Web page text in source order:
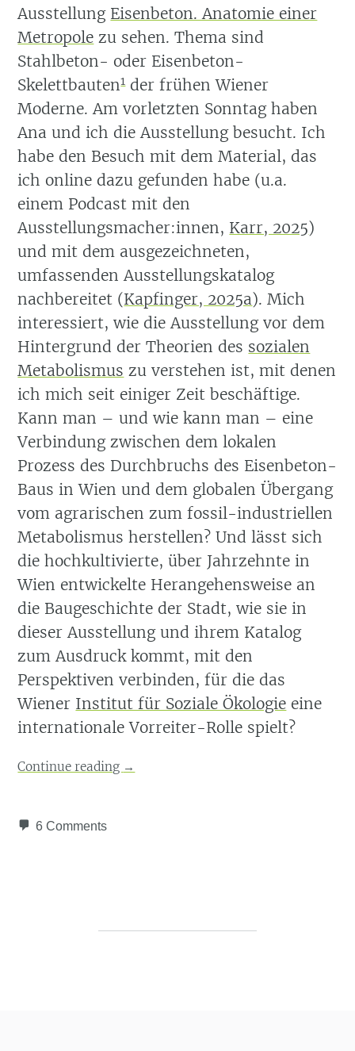
Ausstellung Eisenbeton. Anatomie einer
Metropole zu sehen. Thema sind
Stahlbeton- oder Eisenbeton-
Skelettbauten1der frühen Wiener
Moderne. Am vorletzten Sonntag haben
Ana und ich die Ausstellung besucht. Ich
habe den Besuch mit dem Material, das
ich online dazu gefunden habe (u.a.
einem Podcast mit den
Ausstellungsmacher:innen, Karr, 2025)
und mit dem ausgezeichneten,
umfassenden Ausstellungskatalog
nachbereitet (Kapfinger, 2025a). Mich
interessiert, wie die Ausstellung vor dem
Hintergrund der Theorien des sozialen
Metabolismus zu verstehen ist, mit denen
ich mich seit einiger Zeit beschäftige.
Kann man – und wie kann man – eine
Verbindung zwischen dem lokalen
Prozess des Durchbruchs des Eisenbeton-
Baus in Wien und dem globalen Übergang
vom agrarischen zum fossil-industriellen
Metabolismus herstellen? Und lässt sich
die hochkultivierte, über Jahrzehnte in
Wien entwickelte Herangehensweise an
die Baugeschichte der Stadt, wie sie in
dieser Ausstellung und ihrem Katalog
zum Ausdruck kommt, mit den
Perspektiven verbinden, für die das
Wiener Institut für Soziale Ökologie eine
internationale Vorreiter-Rolle spielt?
Continue reading →
6 Comments